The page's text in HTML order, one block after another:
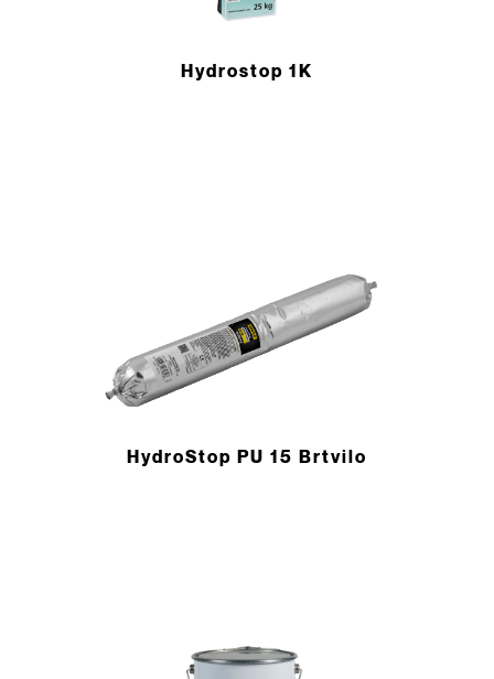
Hydrostop 1K
HydroStop PU 15 Brtvilo